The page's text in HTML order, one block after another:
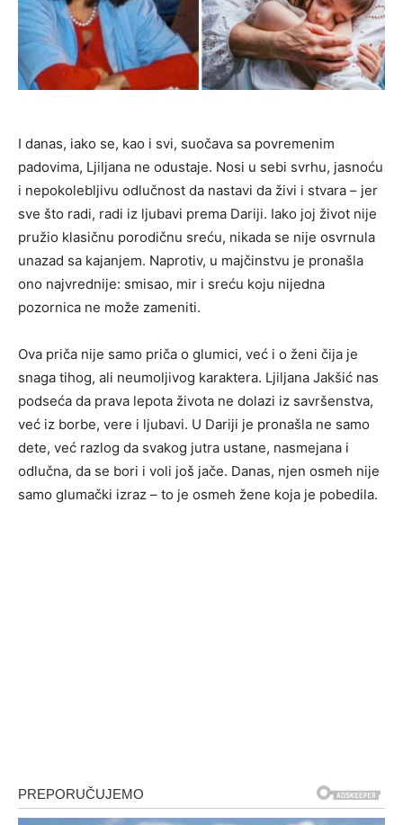
I danas, iako se, kao i svi, suočava sa povremenim
padovima, Ljiljana ne odustaje. Nosi u sebi svrhu, jasnoću
i nepokolebljivu odlučnost da nastavi da živi i stvara – jer
sve što radi, radi iz ljubavi prema Dariji. Iako joj život nije
pružio klasičnu porodičnu sreću, nikada se nije osvrnula
unazad sa kajanjem. Naprotiv, u majčinstvu je pronašla
ono najvrednije: smisao, mir i sreću koju nijedna
pozornica ne može zameniti.
Ova priča nije samo priča o glumici, već i o ženi čija je
snaga tihog, ali neumoljivog karaktera. Ljiljana Jakšić nas
podseća da prava lepota života ne dolazi iz savršenstva,
već iz borbe, vere i ljubavi. U Dariji je pronašla ne samo
dete, već razlog da svakog jutra ustane, nasmejana i
odlučna, da se bori i voli još jače. Danas, njen osmeh nije
samo glumački izraz – to je osmeh žene koja je pobedila.